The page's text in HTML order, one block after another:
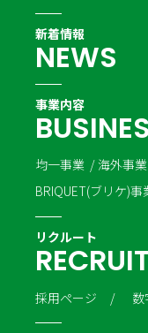
新着情報
NEWS
事業内容
BUSINES
均一事業 海外事業
BRIQUET(ブリケ)事
リクルート
RECRUIT
採用ページ